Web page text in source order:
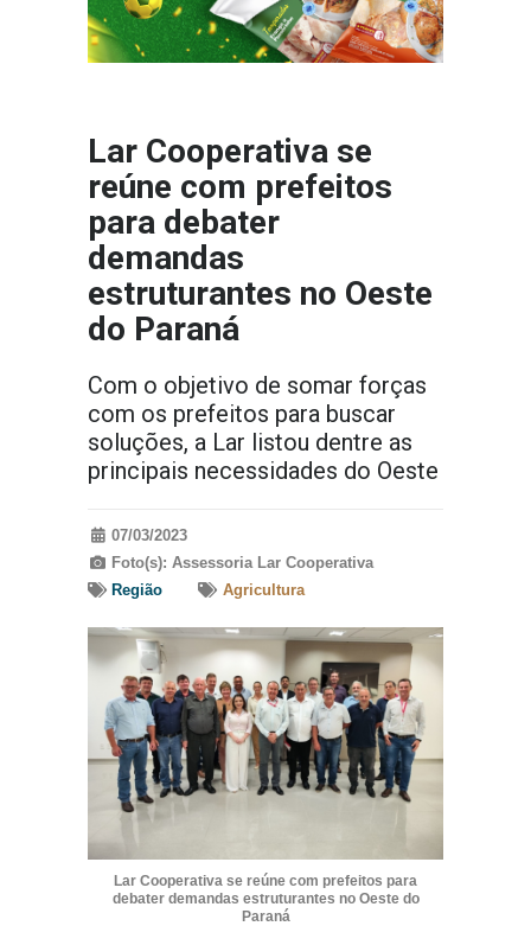
Lar Cooperativa se
reúne com prefeitos
para debater
demandas
estruturantes no Oeste
do Paraná
Com o objetivo de somar forças
com os prefeitos para buscar
soluções, a Lar listou dentre as
principais necessidades do Oeste
07/03/2023
Foto(s): Assessoria Lar Cooperativa
Região
Agricultura
Lar Cooperativa se reúne com prefeitos para
debater demandas estruturantes no Oeste do
Paraná